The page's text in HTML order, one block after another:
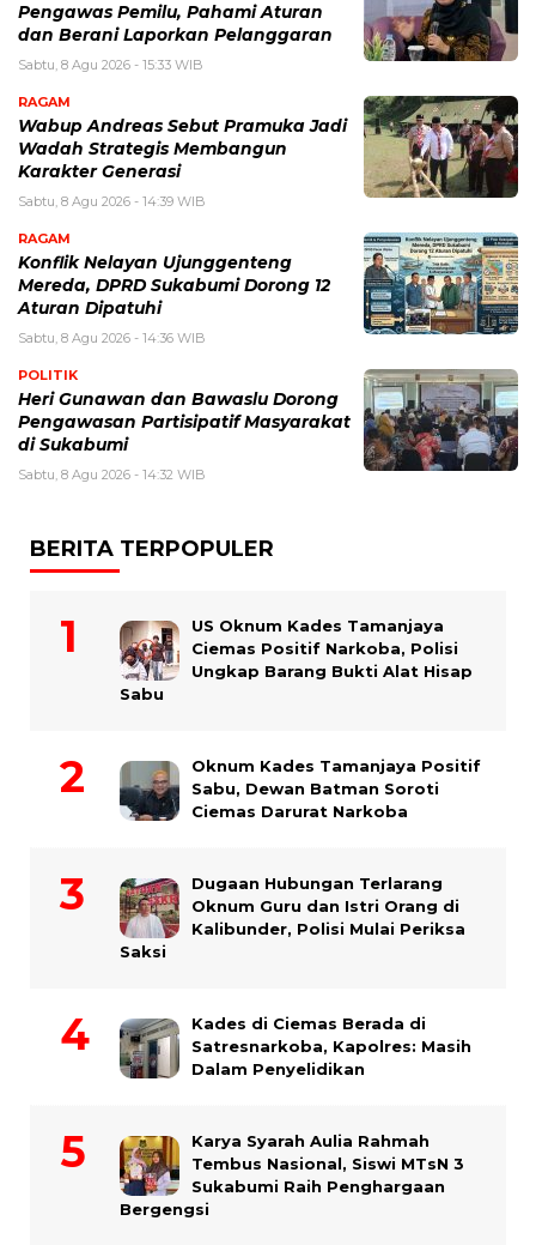
Pengawas Pemilu, Pahami Aturan
dan Berani Laporkan Pelanggaran
Sabtu, 8 Agu 2026 - 15:33 WIB
RAGAM
Wabup Andreas Sebut Pramuka Jadi
Wadah Strategis Membangun
Karakter Generasi ‎
Sabtu, 8 Agu 2026 - 14:39 WIB
RAGAM
Konflik Nelayan Ujunggenteng
Mereda, DPRD Sukabumi Dorong 12
Aturan Dipatuhi
Sabtu, 8 Agu 2026 - 14:36 WIB
POLITIK
Heri Gunawan dan Bawaslu Dorong
Pengawasan Partisipatif Masyarakat
di Sukabumi
Sabtu, 8 Agu 2026 - 14:32 WIB
BERITA TERPOPULER
US Oknum Kades Tamanjaya
Ciemas Positif Narkoba, Polisi
Ungkap Barang Bukti Alat Hisap
Sabu
Oknum Kades Tamanjaya Positif
Sabu, Dewan Batman Soroti
Ciemas Darurat Narkoba
Dugaan Hubungan Terlarang
Oknum Guru dan Istri Orang di
Kalibunder, Polisi Mulai Periksa
Saksi
Kades di Ciemas Berada di
Satresnarkoba, Kapolres: Masih
Dalam Penyelidikan
Karya Syarah Aulia Rahmah
Tembus Nasional, Siswi MTsN 3
Sukabumi Raih Penghargaan
Bergengsi